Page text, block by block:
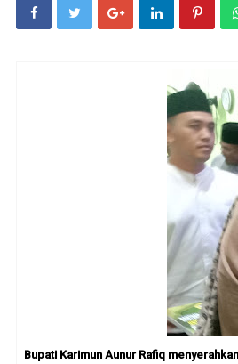
Bupati Karimun Aunur Rafiq